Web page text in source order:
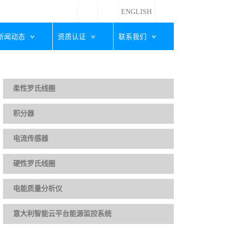
ENGLISH
闻动态 资质认证 联系我们
柔性罗氏线圈
积分器
电流传感器
硬性罗氏线圈
电能质量分析仪
意大利智能云平台能源监控系统